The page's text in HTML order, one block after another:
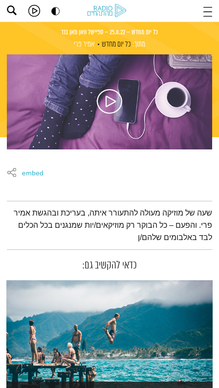
כל יום מחדש – 25.8.22 – ספיישל וואן מאן בנד
מתוך: כל יום מחדש אמיר פרי
embed
תמצית הפודקאסט
שעה של מוזיקה מעולה להתעורר איתה, בעריכת ובהגשת אמיר
פרי. והפעם – כל הבוקר רק מוזיקאים/יות שמנגנים בכל הכלים
לבד באלבומים שלהם/ן
כדאי להקשיב גם: